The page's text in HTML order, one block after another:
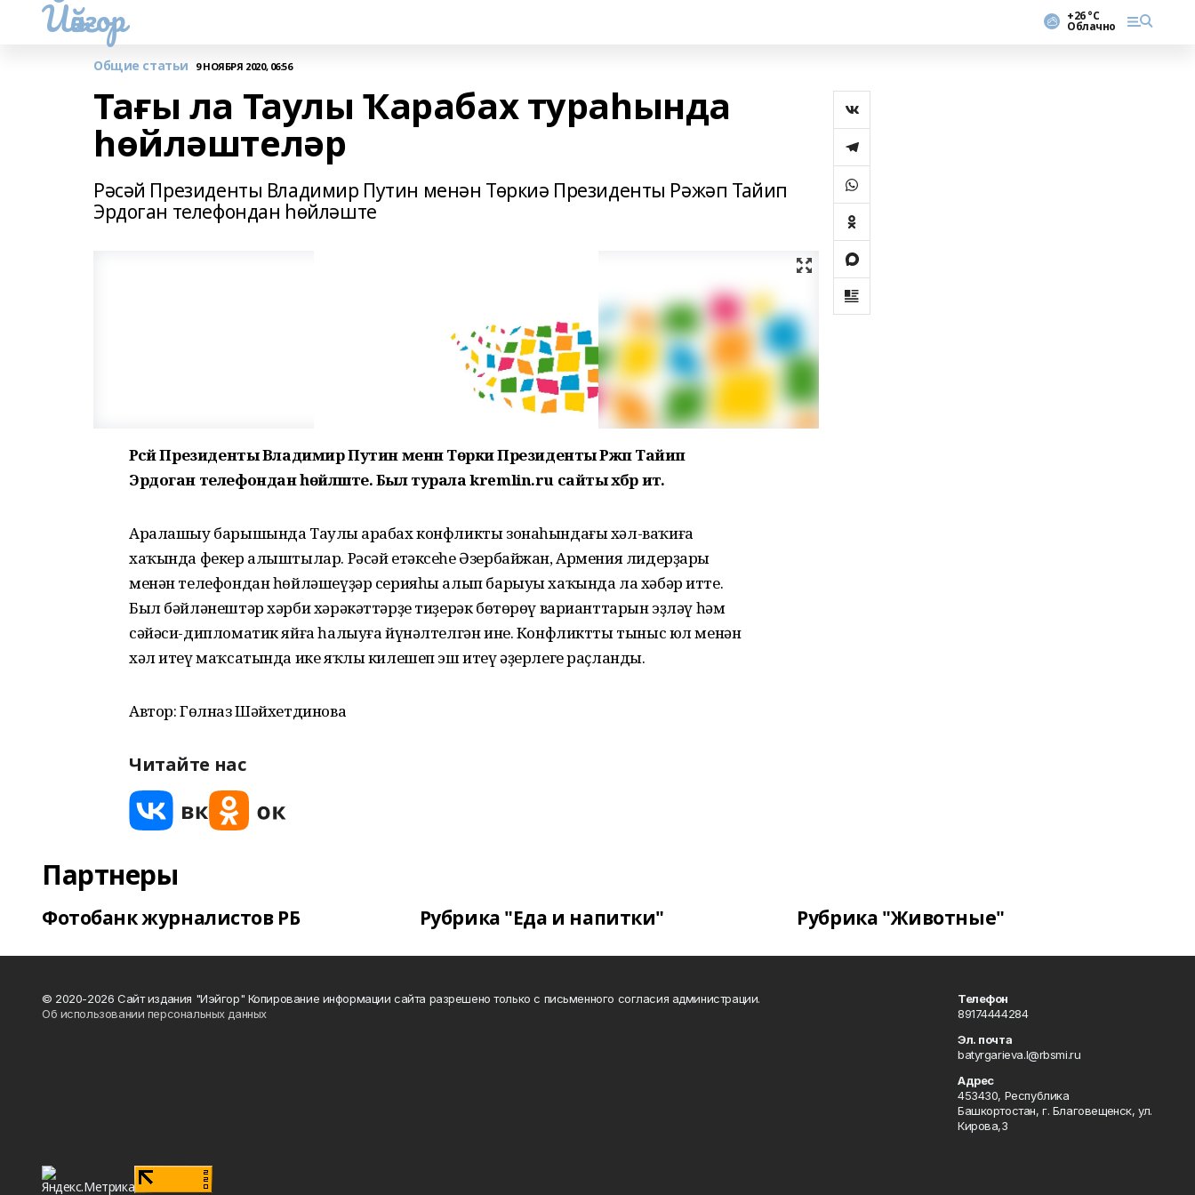
Йәйғор +26 °С
Облачно
Общие статьи 9 НОЯБРЯ 2020, 06:56
Тағы ла Таулы Ҡарабах тураһында
һөйләштеләр
Рәсәй Президенты Владимир Путин менән Төркиә Президенты Рәжәп Тайип
Эрдоган телефондан һөйләште
Рәсәй Президенты Владимир Путин менән Төркиә Президенты Рәжәп Тайип
Эрдоган телефондан һөйләште. Был турала kremlin.ru сайты хәбәр итә.
Аралашыу барышында Таулы Ҡарабах конфликты зонаһындағы хәл-ваҡиға
хаҡында фекер алыштылар. Рәсәй етәксеһе Әзербайжан, Армения лидерҙары
менән телефондан һөйләшеүҙәр серияһы алып барыуы хаҡында ла хәбәр итте.
Был бәйләнештәр хәрби хәрәкәттәрҙе тиҙерәк бөтөрөү варианттарын эҙләү һәм
сәйәси-дипломатик яйға һалыуға йүнәлтелгән ине. Конфликтты тыныс юл менән
хәл итеү маҡсатында ике яҡлы килешеп эш итеү әҙерлеге раҫланды.
Автор: Гөлназ Шәйхетдинова
Читайте нас
Партнеры
Фотобанк журналистов РБ Рубрика "Еда и напитки" Рубрика "Животные"
© 2020-2026 Сайт издания "Иэйгор" Копирование информации сайта разрешено только с письменного согласия администрации.
Об использовании персональных данных
Телефон
89174444284
Эл. почта
batyrgarieva.l@rbsmi.ru
Адрес
453430, Республика
Башкортостан, г. Благовещенск, ул.
Кирова,3